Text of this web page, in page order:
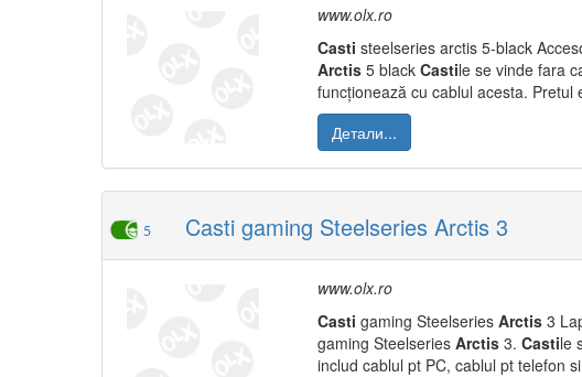
www.olx.ro
Casti steelseries arctis 5-black
Arctis 5 black Castile se vinde fara
funcționează cu cablul acesta. Pretul
Детали...
5 Casti gaming Steelseries Arctis 3
www.olx.ro
Casti gaming Steelseries Arctis 3
gaming Steelseries Arctis 3. Castile
includ cablul pt PC, cablul pt telefon